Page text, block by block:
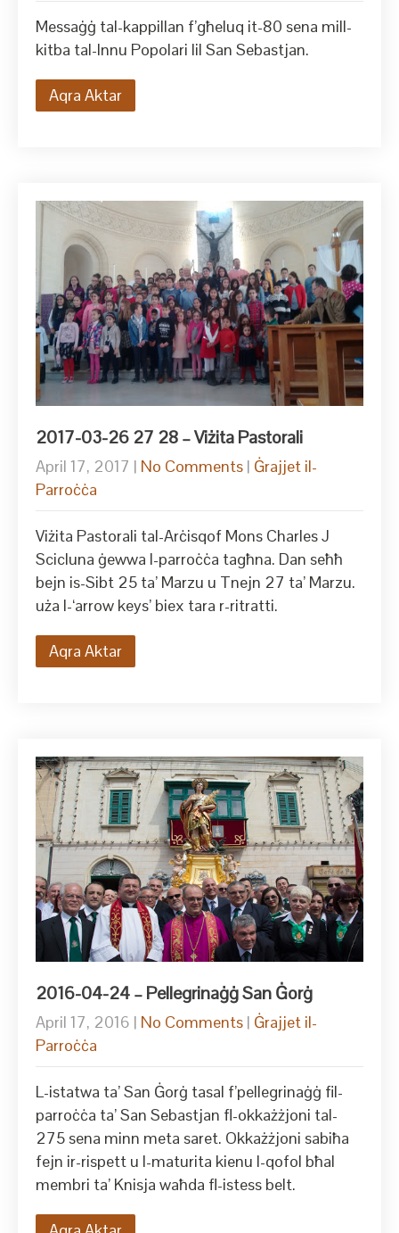
Messaġġ tal-kappillan f’għeluq it-80 sena mill-
kitba tal-Innu Popolari lil San Sebastjan.
Aqra Aktar
2017-03-26 27 28 – Viżita Pastorali
April 17, 2017 | No Comments | Ġrajjet il-
Parroċċa
Viżita Pastorali tal-Arċisqof Mons Charles J
Scicluna ġewwa l-parroċċa tagħna. Dan seħħ
bejn is-Sibt 25 ta’ Marzu u Tnejn 27 ta’ Marzu.
uża l-‘arrow keys’ biex tara r-ritratti.
Aqra Aktar
2016-04-24 – Pellegrinaġġ San Ġorġ
April 17, 2016 | No Comments | Ġrajjet il-
Parroċċa
L-istatwa ta’ San Ġorġ tasal f’pellegrinaġġ fil-
parroċċa ta’ San Sebastjan fl-okkażżjoni tal-
275 sena minn meta saret. Okkażżjoni sabiħa
fejn ir-rispett u l-maturita kienu l-qofol bħal
membri ta’ Knisja waħda fl-istess belt.